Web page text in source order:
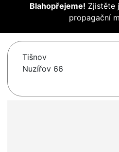
Blahopřejeme! Zjistěte
propagační
Tišnov
Nuzířov 66